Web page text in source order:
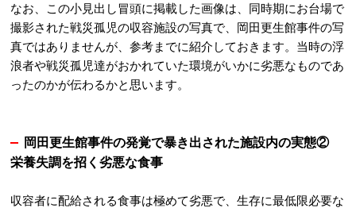
なお、この小見出し冒頭に掲載した画像は、同時期にお台場で
撮影された戦災孤児の収容施設の写真で、岡田更生館事件の写
真ではありませんが、参考までに紹介しておきます。当時の浮
浪者や戦災孤児達がおかれていた環境がいかに劣悪なものであ
ったのかが伝わるかと思います。
岡田更生館事件の発覚で暴き出された施設内の実態②
栄養失調を招く劣悪な食事
収容者に配給される食事は極めて劣悪で、生存に最低限必要な